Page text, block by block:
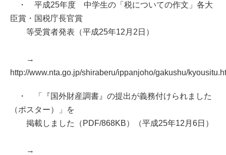
・ 平成25年度 中学生の「税についての作文」各大
臣賞・国税庁長官賞
等受賞者発表（平成25年12月2日）
→
http://www.nta.go.jp/shiraberu/ippanjoho/gakushu/
・ 「『国外財産調書』の提出が義務付けられました
（ポスター）」を
掲載しました（PDF/868KB）（平成25年12月6日）
→